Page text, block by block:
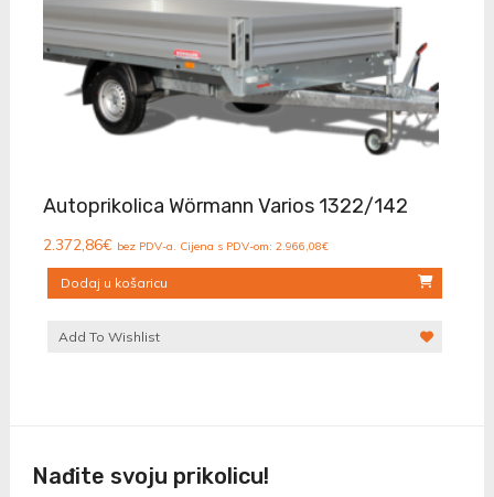
Autoprikolica Wörmann Varios 1322/142
2.372,86€ bez PDV-a. Cijena s PDV-om: 2.966,08€
Dodaj u košaricu
Add To Wishlist
Nađite svoju prikolicu!